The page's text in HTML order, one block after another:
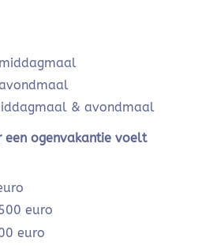
& avondmaal
een ogenvakantie voelt
euro
euro